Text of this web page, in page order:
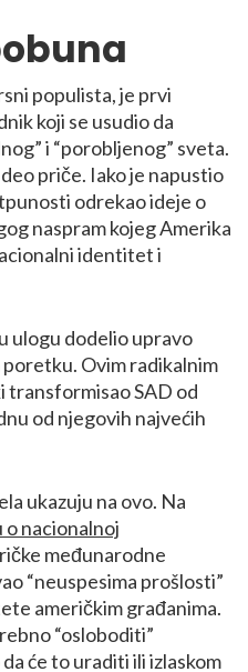
populista, je prvi
koji se usudio da
i “porobljenog” sveta.
priče. Iako je napustio
odrekao ideje o
naspram kojeg Amerika
identitet i
ulogu dodelio upravo
Ovim radikalnim
transformisao SAD od
od njegovih najvećih
ukazuju na ovo. Na
o nacionalnoj
međunarodne
“neuspesima prošlosti”
američkim građanima.
“osloboditi”
će to uraditi ili izlaskom